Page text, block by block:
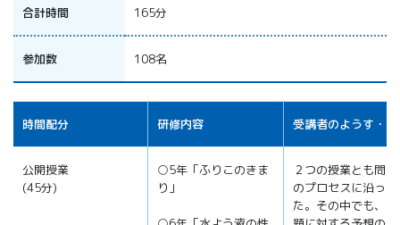
合計時間 165分
参加数 108名
時間配分 研修内容 受講者のようす・感
公開授業
(45分)
○5年「ふりこのきま
り」
２つの授業とも問
のプロセスに沿っ
た。その中でも、